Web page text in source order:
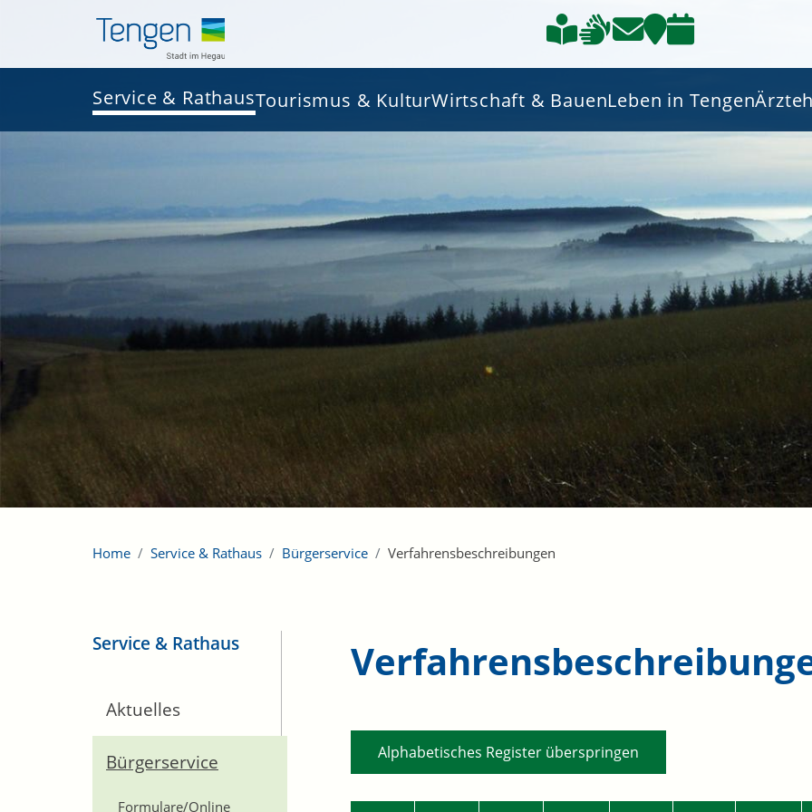
Service & RathausTourismus & KulturWirtschaft & BauenLeben in Tengen
Home Service & Rathaus Bürgerservice Verfahrensbeschreibungen
Service & Rathaus
Aktuelles
Bürgerservice
Formulare/Online
Alphabetisches Register überspringen